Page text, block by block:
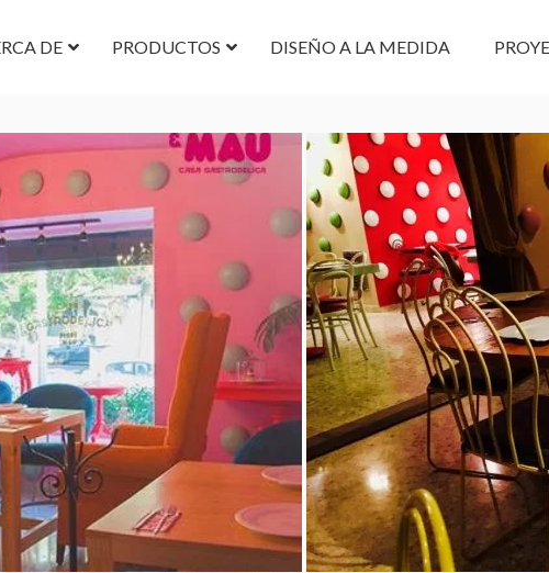
DE PRODUCTOS DISEÑO A LA MEDIDA